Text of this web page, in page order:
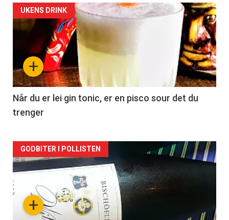
Forsiden
akkurat
nå
-
2
+
UKENS DRINK
Når du er lei gin tonic, er en pisco sour det du
trenger
Forsiden
akkurat
nå+
GODBITER I POLLISTEN